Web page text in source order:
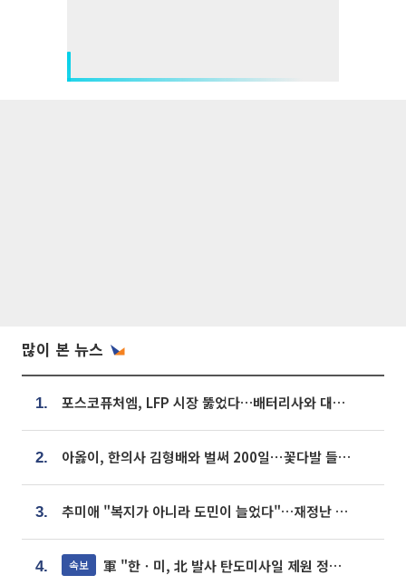
많이 본 뉴스
1. 포스코퓨처엠, LFP 시장 뚫었다…배터리사와 대규모 장기 공급 합의
2. 아옳이, 한의사 김형배와 벌써 200일⋯꽃다발 들고 "프러포즈 아냐"
3. 추미애 "복지가 아니라 도민이 늘었다"…재정난 책임론 정면돌파
4. 속보 軍 "한ㆍ미, 北 발사 탄도미사일 제원 정밀분석 중"